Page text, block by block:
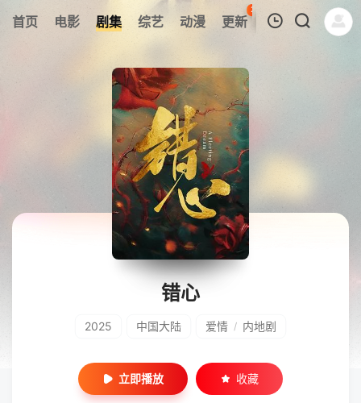
首页 电影 剧集 综艺 动漫 更新
29
热榜 APP
暂无观看影片的记录
错心
2025 中国大陆 爱情 / 内地剧
立即播放 收藏